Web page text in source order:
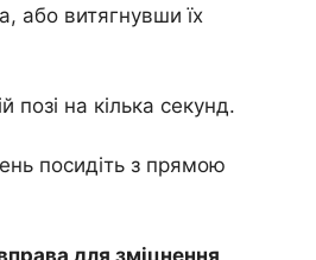
або витягнувши їх
позі на кілька секунд.
посидіть з прямою
для зміцнення